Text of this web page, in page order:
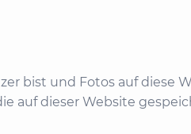
bist und Fotos auf diese
auf dieser Website